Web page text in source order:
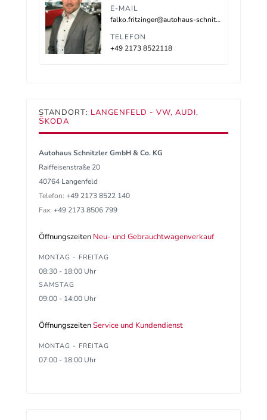
E-MAIL
falko.fritzinger@autohaus-schnitzler.de
TELEFON
+49 2173 8522118
STANDORT: LANGENFELD - VW, AUDI,
ŠKODA
Autohaus Schnitzler GmbH & Co. KG
Raiffeisenstraße 20
40764 Langenfeld
Telefon: +49 2173 8522 140
Fax: +49 2173 8506 799
Öffnungszeiten Neu- und Gebrauchtwagenverkauf
MONTAG - FREITAG
08:30 - 18:00 Uhr
SAMSTAG
09:00 - 14:00 Uhr
ÖffnungszeitenService und Kundendienst
MONTAG - FREITAG
07:00 - 18:00 Uhr